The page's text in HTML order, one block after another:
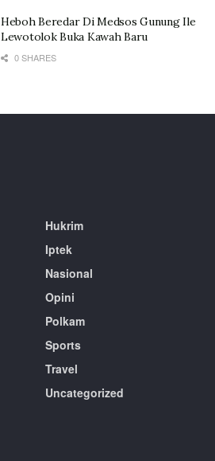
Heboh Beredar Di Medsos Gunung Ile
Lewotolok Buka Kawah Baru
0 SHARES
Hukrim
Iptek
Nasional
Opini
Polkam
Sports
Travel
Uncategorized